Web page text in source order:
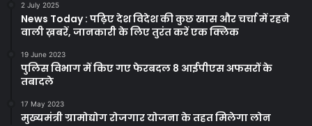
2 July 2025
News Today : पढ़िए देश विदेश की कुछ खास और चर्चा में रहने
वाली ख़बरें, जानकारी के लिए तुरंत करें एक क्लिक
19 June 2023
पुलिस विभाग में किए गए फेरबदल 8 आईपीएस अफसरों के
तबादले
17 May 2023
मुख्यमंत्री ग्रामोद्योग रोजगार योजना के तहत मिलेगा लोन